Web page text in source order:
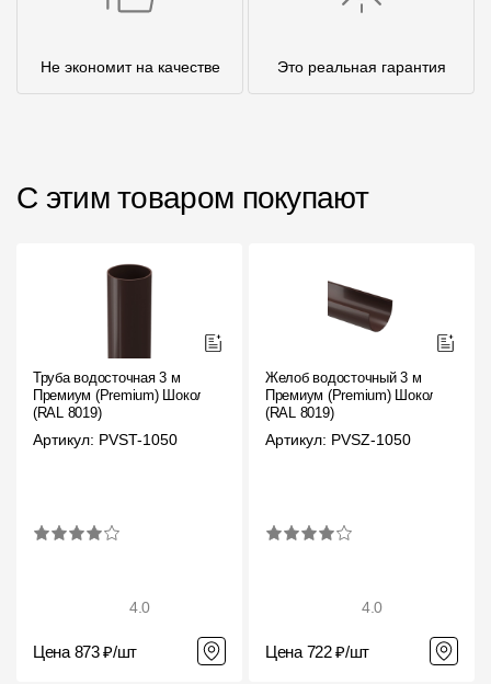
Не экономит на качестве Это реальная гарантия
С этим товаром покупают
Труба водосточная 3 м
Премиум (Premium) Шоколад,
(RAL 8019)
Артикул: PVST-1050
4.0
Цена 873 ₽/шт
Желоб водосточный 3 м
Премиум (Premium) Шоколад,
(RAL 8019)
Артикул: PVSZ-1050
4.0
Цена 722 ₽/шт